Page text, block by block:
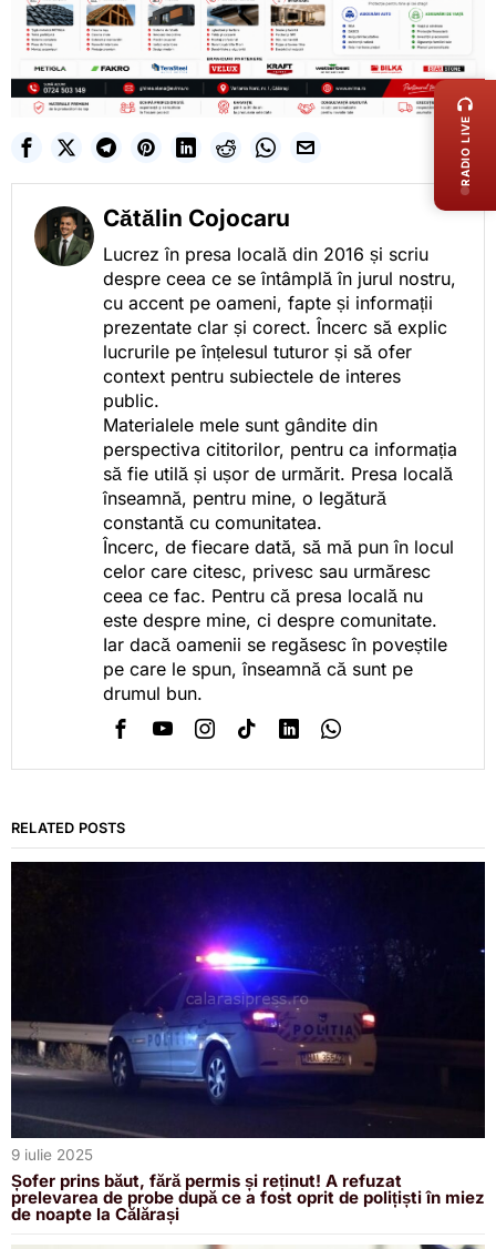
Cătălin Cojocaru
Lucrez în presa locală din 2016 și scriu
despre ceea ce se întâmplă în jurul nostru,
cu accent pe oameni, fapte și informații
prezentate clar și corect. Încerc să explic
lucrurile pe înțelesul tuturor și să ofer
context pentru subiectele de interes
public.
Materialele mele sunt gândite din
perspectiva cititorilor, pentru ca informația
să fie utilă și ușor de urmărit. Presa locală
înseamnă, pentru mine, o legătură
constantă cu comunitatea.
Încerc, de fiecare dată, să mă pun în locul
celor care citesc, privesc sau urmăresc
ceea ce fac. Pentru că presa locală nu
este despre mine, ci despre comunitate.
Iar dacă oamenii se regăsesc în poveștile
pe care le spun, înseamnă că sunt pe
drumul bun.
RELATED POSTS
9 iulie 2025
Șofer prins băut, fără permis și reținut! A refuzat
prelevarea de probe după ce a fost oprit de polițiști în miez
de noapte la Călărași
LIVE
RADIO LIVE